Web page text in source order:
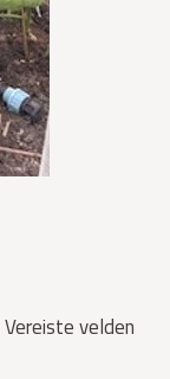
Vereiste velden